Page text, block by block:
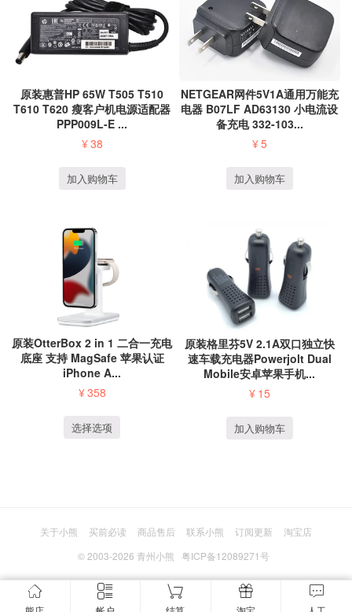
原装惠普HP 65W T505 T510
T610 T620 瘦客户机电源适配器
PPP009L-E ...
¥38
加入购物车
NETGEAR网件5V1A通用万能充
电器 B07LF AD63130 小电流设
备充电 332-103...
¥5
加入购物车
原装OtterBox 2 in 1 二合一充电
底座 支持 MagSafe 苹果认证
iPhone A...
¥358
选择选项
原装格里芬5V 2.1A双口独立快
速车载充电器Powerjolt Dual
Mobile安卓苹果手机...
¥ 15
加入购物车
关于小熊 买前必读 商品售后 联系小熊 订阅更新
淘宝店
© 2003-2026 青州小熊 粤ICP备12089271号